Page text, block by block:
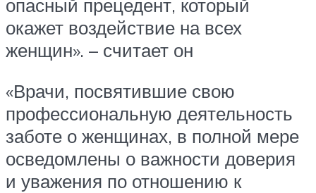
опасный прецедент, который
окажет воздействие на всех
женщин». – считает он
«Врачи, посвятившие свою
профессиональную деятельность
заботе о женщинах, в полной мере
осведомлены о важности доверия
и уважения по отношению к